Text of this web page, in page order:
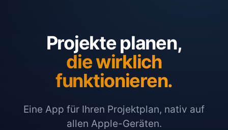
Projekte planen,
die wirklich
funktionieren.
Eine App für Ihren Projektplan, nativ auf
allen Apple-Geräten.